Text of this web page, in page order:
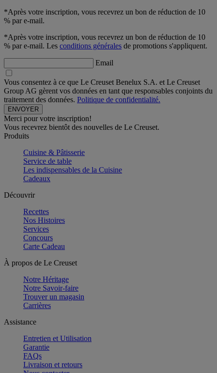
*Après votre inscription, vous recevrez un bon de réduction de 10
% par e-mail.
*Après votre inscription, vous recevrez un bon de réduction de 10
% par e-mail. Les conditions générales de promotions s'appliquent.
Email
Vous consentez à ce que Le Creuset Benelux S.A. et Le Creuset
Group AG gèrent vos données en tant que responsables conjoints du
traitement des données. Politique de confidentialité.
Merci pour votre inscription!
Vous recevrez bientôt des nouvelles de Le Creuset.
Produits
Cuisine & Pâtisserie
Service de table
Les indispensables de la Cuisine
Cadeaux
Découvrir
Recettes
Nos Histoires
Services
Concours
Carte Cadeau
À propos de Le Creuset
Notre Héritage
Notre Savoir-faire
Trouver un magasin
Carrières
Assistance
Entretien et Utilisation
Garantie
FAQs
Livraison et retours